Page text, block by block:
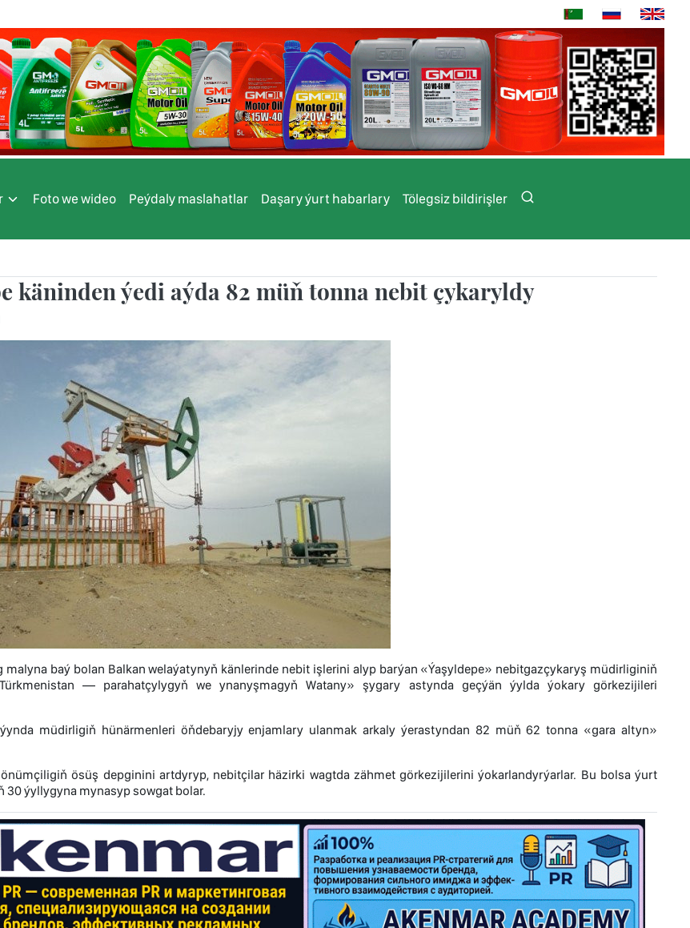
Foto we wideo Peýdaly maslahatlar Daşary ýurt habarlary Tölegsiz bildirişler
käninden ýedi aýda 82 müň tonna nebit çykaryldy
malyna baý bolan Balkan welaýatynyň känlerinde nebit işlerini alyp barýan «Ýaşyldepe» nebitgazçykaryş müdirliginiň
— parahatçylygyň we ynanyşmagyň Watany» şygary astynda geçýän ýylda ýokary görkezijileri
müdirligiň hünärmenleri öňdebaryjy enjamlary ulanmak arkaly ýerastyndan 82 müň 62 tonna «gara altyn»
önümçiligiň ösüş depginini artdyryp, nebitçilar häzirki wagtda zähmet görkezijilerini ýokarlandyrýarlar. Bu bolsa ýurt
30 ýyllygyna mynasyp sowgat bolar.